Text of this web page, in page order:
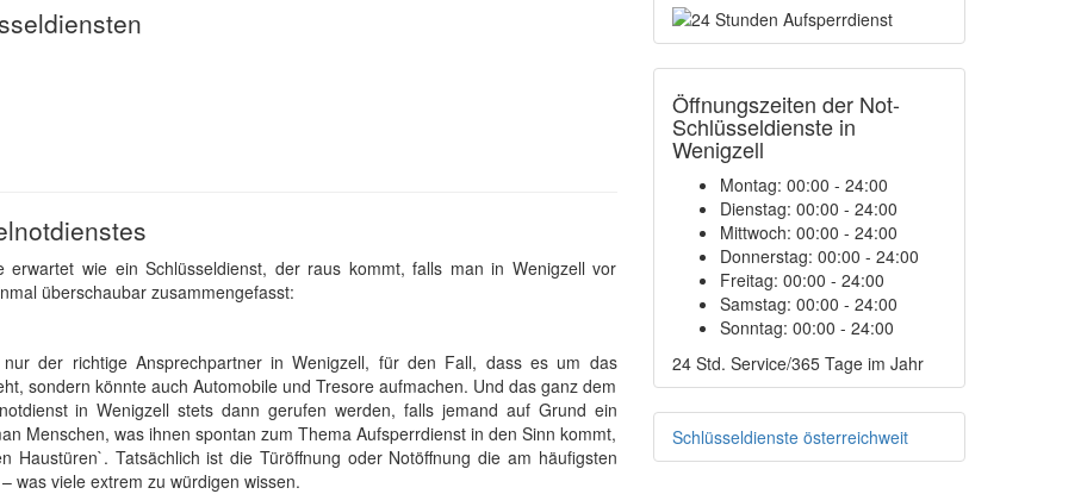
wie ein Schlüsseldienst, der raus kommt, falls man in Wenigzell vor
überschaubar zusammengefasst:
der richtige Ansprechpartner in Wenigzell, für den Fall, dass es um das
sondern könnte auch Automobile und Tresore aufmachen. Und das ganz dem
in Wenigzell stets dann gerufen werden, falls jemand auf Grund ein
Menschen, was ihnen spontan zum Thema Aufsperrdienst in den Sinn kommt,
Haustüren`. Tatsächlich ist die Türöffnung oder Notöffnung die am häufigsten
was viele extrem zu würdigen wissen.
Öffnungszeiten der Not-
Schlüsseldienste in
Wenigzell
Montag: 00:00 - 24:00
Dienstag: 00:00 - 24:00
Mittwoch: 00:00 - 24:00
Donnerstag: 00:00 - 24:00
Freitag: 00:00 - 24:00
Samstag: 00:00 - 24:00
Sonntag: 00:00 - 24:00
24 Std. Service/365 Tage im Jahr
Schlüsseldienste österreichweit